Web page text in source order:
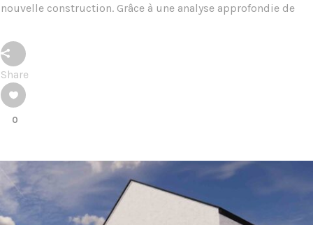
nouvelle construction. Grâce à une analyse approfondie de
Share
0